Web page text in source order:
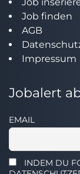
Job finden
AGB
Impressum
Jobalert
EMAIL
INDEM DU